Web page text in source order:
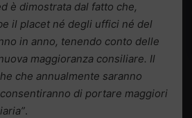
è dimostrata dal fatto che,
il placet né degli uffici né del
in anno, tenendo conto delle
maggioranza consiliare. Il
che annualmente saranno
di portare maggiori
.